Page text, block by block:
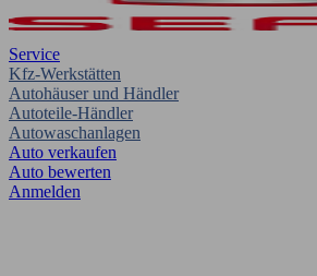
Service
Kfz-Werkstätten
Autohäuser und Händler
Autoteile-Händler
Autowaschanlagen
Auto verkaufen
Auto bewerten
Anmelden